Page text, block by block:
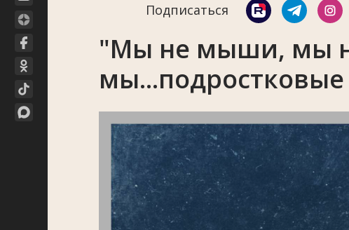
Подписаться
"Мы не мыши, мы
мы...подростковые